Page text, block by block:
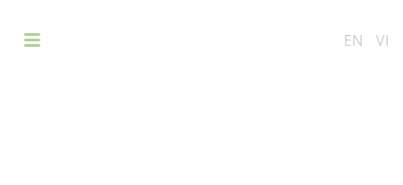
EN VI